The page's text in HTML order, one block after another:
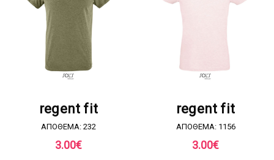
regent fit
ΑΠΟΘΕΜΑ: 232
3.00€
regent fit
ΑΠΟΘΕΜΑ: 1156
3.00€